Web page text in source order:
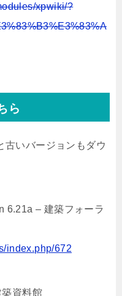
xpwiki/?
ら
古いバージョンもダウ
6.21a – 建築フォーラ
index.php/672
資料館